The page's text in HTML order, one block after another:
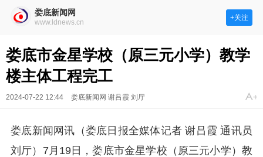
娄底新闻网
www.ldnews.cn
+关注
娄底市金星学校（原三元小学）教学
楼主体工程完工
2024-07-22 12:44 娄底新闻网 谢吕霞 刘厅
娄底新闻网讯（娄底日报全媒体记者 谢吕霞 通讯员
刘厅）7月19日，娄底市金星学校（原三元小学）教